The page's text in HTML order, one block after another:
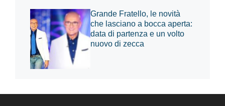
Grande Fratello, le novità
che lasciano a bocca aperta:
data di partenza e un volto
nuovo di zecca